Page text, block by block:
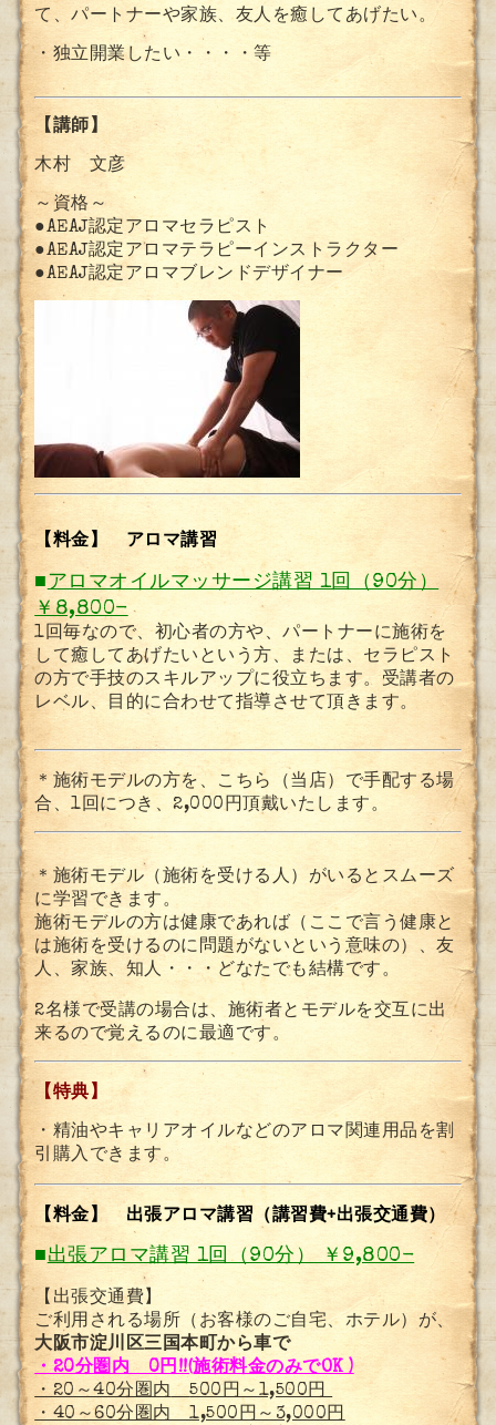
て、パートナーや家族、友人を癒してあげたい。
・独立開業したい・・・・等
【講師】
木村 文彦
～資格～
●AEAJ認定アロマセラピスト
●AEAJ認定アロマテラピーインストラクター
●AEAJ認定アロマブレンドデザイナー
【料金】 アロマ講習
■ アロマオイルマッサージ講習 1回（90分）
￥8,800-
1回毎なので、初心者の方や、パートナーに施術を
して癒してあげたいという方、または、セラピスト
の方で手技のスキルアップに役立ちます。受講者の
レベル、目的に合わせて指導させて頂きます。
＊施術モデルの方を、こちら（当店）で手配する場
合、1回につき、2,000円頂戴いたします。
＊施術モデル（施術を受ける人）がいるとスムーズ
に学習できます。
施術モデルの方は健康であれば（ここで言う健康と
は施術を受けるのに問題がないという意味の）、友
人、家族、知人・・・どなたでも結構です。
2名様で受講の場合は、施術者とモデルを交互に出
来るので覚えるのに最適です。
【特典】
・精油やキャリアオイルなどのアロマ関連用品を割
引購入できます。
【料金】 出張アロマ講習（講習費+出張交通費）
■出張アロマ講習 1回（90分） ￥9,800-
【出張交通費】
ご利用される場所（お客様のご自宅、ホテル）が、
大阪市淀川区三国本町から車で
・20分圏内 0円!!(施術料金のみでOK )
・20～40分圏内
500円～1,500円
・40～60分圏内 1,500円～3,000円